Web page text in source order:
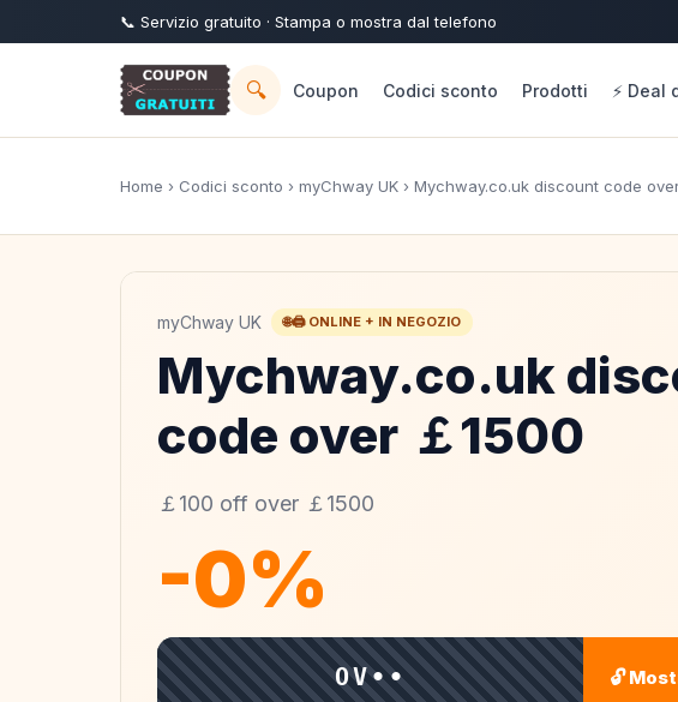
📞 Servizio gratuito · Stampa o mostra dal telefono
🔍 Coupon Codici sconto Prodotti ⚡ Deal
Home › Codici sconto › myChway UK › Mychway.co.uk discount code
myChway UK 🌐🖨️ ONLINE + IN NEGOZIO
Mychway.co.uk
code over ￡1500
￡100 off over ￡1500
-0%
OV•• 🔓